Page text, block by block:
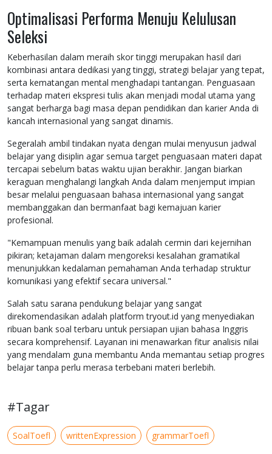
Optimalisasi Performa Menuju Kelulusan
Seleksi
Keberhasilan dalam meraih skor tinggi merupakan hasil dari
kombinasi antara dedikasi yang tinggi, strategi belajar yang tepat,
serta kematangan mental menghadapi tantangan. Penguasaan
terhadap materi ekspresi tulis akan menjadi modal utama yang
sangat berharga bagi masa depan pendidikan dan karier Anda di
kancah internasional yang sangat dinamis.
Segeralah ambil tindakan nyata dengan mulai menyusun jadwal
belajar yang disiplin agar semua target penguasaan materi dapat
tercapai sebelum batas waktu ujian berakhir. Jangan biarkan
keraguan menghalangi langkah Anda dalam menjemput impian
besar melalui penguasaan bahasa internasional yang sangat
membanggakan dan bermanfaat bagi kemajuan karier
profesional.
"Kemampuan menulis yang baik adalah cermin dari kejernihan
pikiran; ketajaman dalam mengoreksi kesalahan gramatikal
menunjukkan kedalaman pemahaman Anda terhadap struktur
komunikasi yang efektif secara universal."
Salah satu sarana pendukung belajar yang sangat
direkomendasikan adalah platform tryout.id yang menyediakan
ribuan bank soal terbaru untuk persiapan ujian bahasa Inggris
secara komprehensif. Layanan ini menawarkan fitur analisis nilai
yang mendalam guna membantu Anda memantau setiap progres
belajar tanpa perlu merasa terbebani materi berlebih.
#Tagar
SoalToefl writtenExpression grammarToefl